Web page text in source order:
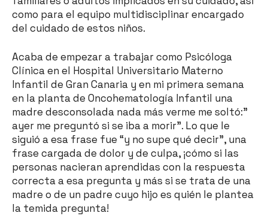
como para el equipo multidisciplinar encargado
del cuidado de estos niños.
Acaba de empezar a trabajar como Psicóloga
Clínica en el Hospital Universitario Materno
Infantil de Gran Canaria y en mi primera semana
en la planta de Oncohematología Infantil una
madre desconsolada nada más verme me soltó:”
ayer me preguntó si se iba a morir”. Lo que le
siguió a esa frase fue “y no supe qué decir”, una
frase cargada de dolor y de culpa, ¡cómo si las
personas nacieran aprendidas con la respuesta
correcta a esa pregunta y más si se trata de una
madre o de un padre cuyo hijo es quién le plantea
la temida pregunta!